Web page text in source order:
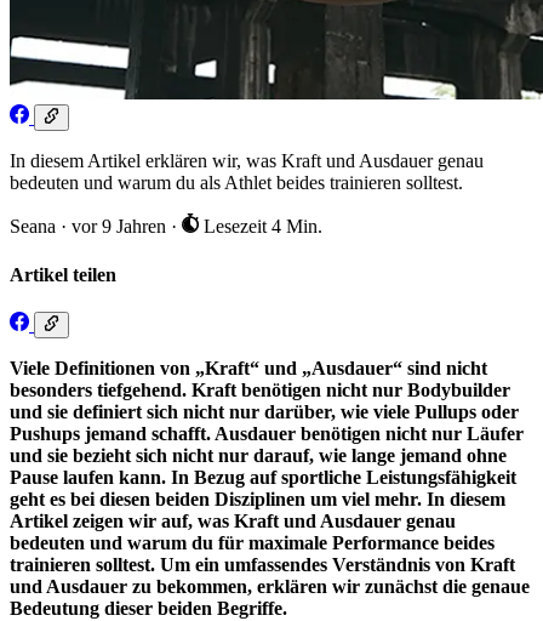
In diesem Artikel erklären wir, was Kraft und Ausdauer genau
bedeuten und warum du als Athlet beides trainieren solltest.
Seana · vor 9 Jahren · Lesezeit 4 Min.
Artikel teilen
Viele Definitionen von „Kraft“ und „Ausdauer“ sind nicht
besonders tiefgehend. Kraft benötigen nicht nur Bodybuilder
und sie definiert sich nicht nur darüber, wie viele Pullups oder
Pushups jemand schafft. Ausdauer benötigen nicht nur Läufer
und sie bezieht sich nicht nur darauf, wie lange jemand ohne
Pause laufen kann. In Bezug auf sportliche Leistungsfähigkeit
geht es bei diesen beiden Disziplinen um viel mehr. In diesem
Artikel zeigen wir auf, was Kraft und Ausdauer genau
bedeuten und warum du für maximale Performance beides
trainieren solltest. Um ein umfassendes Verständnis von Kraft
und Ausdauer zu bekommen, erklären wir zunächst die genaue
Bedeutung dieser beiden Begriffe.